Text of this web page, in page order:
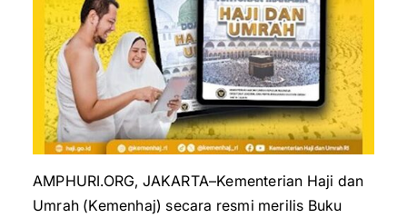
AMPHURI.ORG, JAKARTA–Kementerian Haji dan
Umrah (Kemenhaj) secara resmi merilis Buku